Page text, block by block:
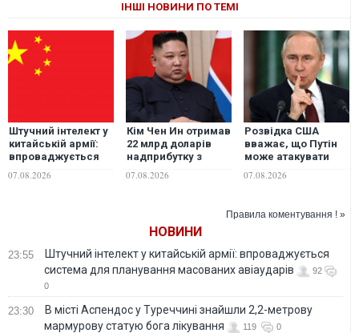
ІНШІ НОВИНИ ПО ТЕМІ
Штучний інтелект у
китайській армії:
впроваджується
планування
07.08.2026
Кім Чен Ин отримав
22 млрд доларів
надприбутку з
Україні, -
07.08.2026
Розвідка США
вважає, що Путін
може атакувати
вже цієї осені, -
07.08.2026
Правила коментування ! »
НОВИНИ
23:55
Штучний інтелект у китайській армії: впроваджується
система для планування масованих авіаударів
92
0
23:30
В місті Аспендос у Туреччині знайшли 2,2-метрову
мармурову статую бога лікування
119 0